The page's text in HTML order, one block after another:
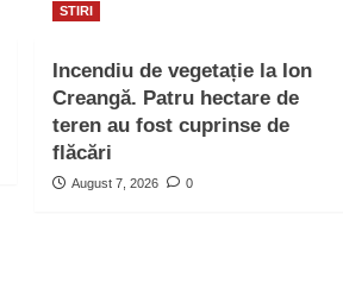
STIRI
Incendiu de vegetație la Ion
Creangă. Patru hectare de
teren au fost cuprinse de
flăcări
August 7, 2026 0